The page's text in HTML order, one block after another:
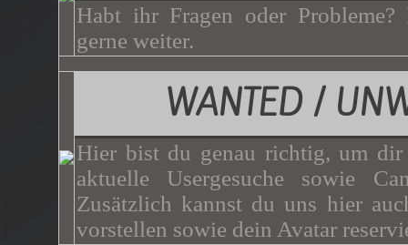
Habt ihr Fragen oder
gerne weiter.
WANTED /
Hier bist du genau richtig, um
aktuelle Usergesuche sowie
Zusätzlich kannst du uns hier
vorstellen sowie dein Avatar